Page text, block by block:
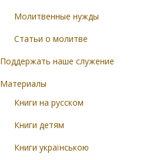
Молитвенные нужды
Статьи о молитве
Поддержать наше служение
Материалы
Книги на русском
Книги детям
Книги українською